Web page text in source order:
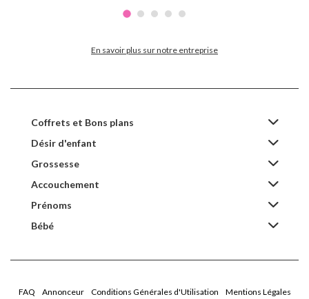
En savoir plus sur notre entreprise
Coffrets et Bons plans
Désir d'enfant
Grossesse
Accouchement
Prénoms
Bébé
FAQ Annonceur Conditions Générales d'Utilisation Mentions Légales